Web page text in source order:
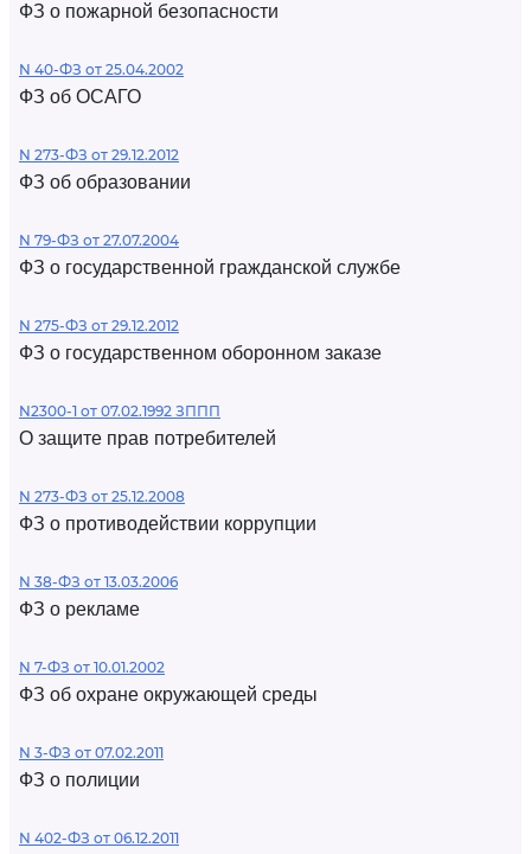
ФЗ о пожарной безопасности
N 40-ФЗ от 25.04.2002
ФЗ об ОСАГО
N 273-ФЗ от 29.12.2012
ФЗ об образовании
N 79-ФЗ от 27.07.2004
ФЗ о государственной гражданской службе
N 275-ФЗ от 29.12.2012
ФЗ о государственном оборонном заказе
N2300-1 от 07.02.1992 ЗППП
О защите прав потребителей
N 273-ФЗ от 25.12.2008
ФЗ о противодействии коррупции
N 38-ФЗ от 13.03.2006
ФЗ о рекламе
N 7-ФЗ от 10.01.2002
ФЗ об охране окружающей среды
N 3-ФЗ от 07.02.2011
ФЗ о полиции
N 402-ФЗ от 06.12.2011